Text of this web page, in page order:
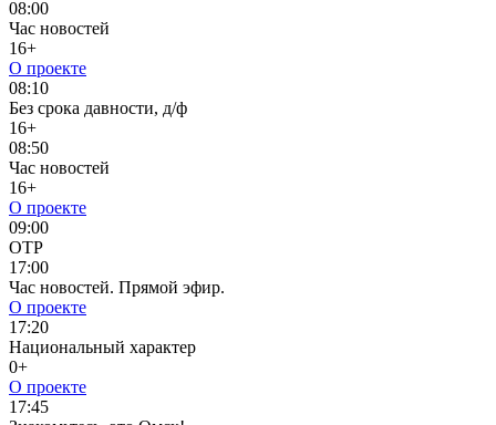
08:00
Час новостей
16+
О проекте
08:10
Без срока давности, д/ф
16+
08:50
Час новостей
16+
О проекте
09:00
ОТР
17:00
Час новостей. Прямой эфир.
О проекте
17:20
Национальный характер
0+
О проекте
17:45